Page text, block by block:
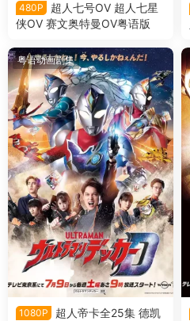
480P
超人七号OV 超人七星
侠OV 赛文奥特曼OV粤语版
粤语动画剧集
1080P
超人帝卡全25集 德凯